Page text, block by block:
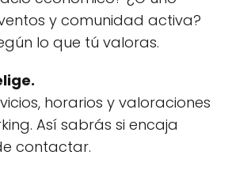
y comunidad activa?
lo que tú valoras.
horarios y valoraciones
Así sabrás si encaja
contactar.